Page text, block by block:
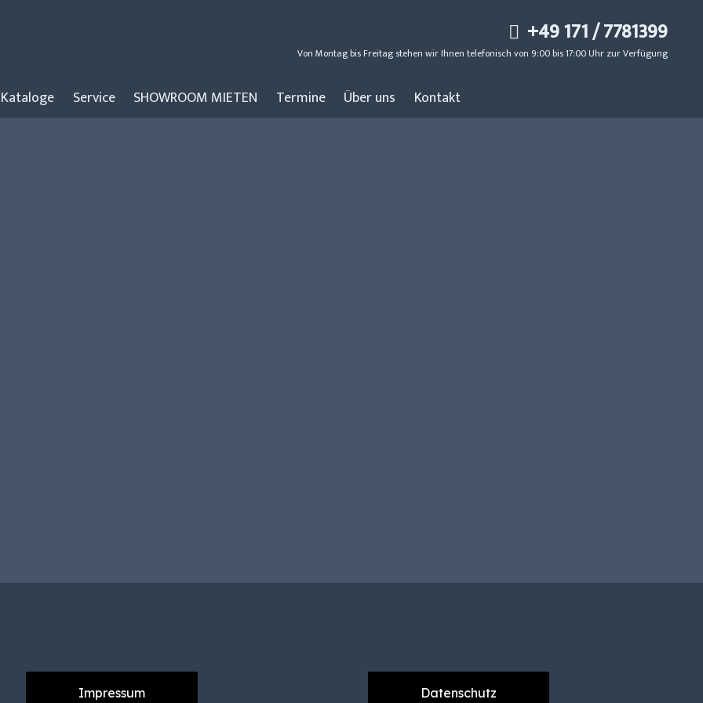
+49 171 / 7781399
Von Montag bis Freitag stehen wir Ihnen telefonisch von 9:00 bis 17:00 Uhr zur Verfügung
Kataloge Service SHOWROOM MIETEN Termine Über uns Kontakt
Impressum Datenschutz